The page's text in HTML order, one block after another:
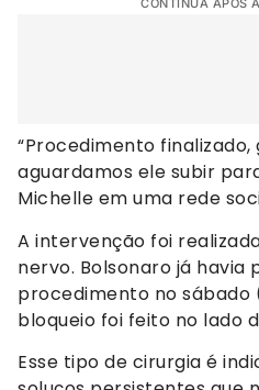
CONTINUA APÓS
“Procedimento finalizado,
aguardamos ele subir
Michelle em uma rede
A intervenção foi
nervo. Bolsonaro já havia
procedimento no sábado
bloqueio foi feito no lado
Esse tipo de cirurgia é